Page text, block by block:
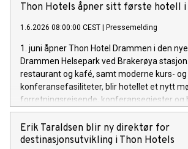
Thon Hotels åpner sitt første hotell i
1.6.2026 08:00:00 CEST | Pressemelding
1. juni åpner Thon Hotel Drammen i den
Drammen Helsepark ved Brakerøya
restaurant og kafé, samt moderne kurs- og
konferansefasiliteter, blir hotellet et nytt
forretningsreisende, konferansegjester og
området.
Erik Taraldsen blir ny direktør for
destinasjonsutvikling i Thon Hotels